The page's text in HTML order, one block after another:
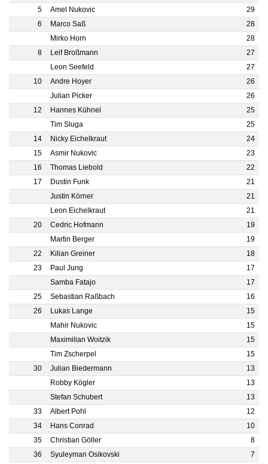
5
Amel Nukovic
29
6
Marco Saß
28
Mirko Horn
28
8
Leif Broßmann
27
Leon Seefeld
27
10
Andre Hoyer
26
Julian Picker
26
12
Hannes Kühnel
25
Tim Sluga
25
14
Nicky Eichelkraut
24
15
Asmir Nukovic
23
16
Thomas Liebold
22
17
Dustin Funk
21
Justin Körner
21
Leon Eichelkraut
21
20
Cedric Hofmann
19
Martin Berger
19
22
Kilian Greiner
18
23
Paul Jung
17
Samba Fatajo
17
25
Sebastian Raßbach
16
26
Lukas Lange
15
Mahir Nukovic
15
Maximilian Woitzik
15
Tim Zscherpel
15
30
Julian Biedermann
13
Robby Kögler
13
Stefan Schubert
13
33
Albert Pohl
12
34
Hans Conrad
10
35
Christian Göller
8
36
Syuleyman Osikovski
7